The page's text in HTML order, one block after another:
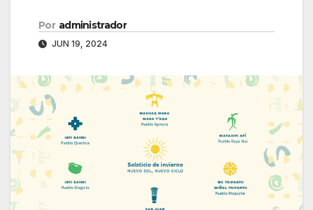
Por administrador
JUN 19, 2024